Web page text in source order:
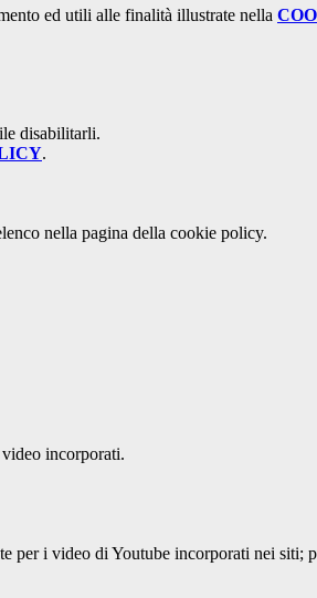
ed utili alle finalità illustrate nella
disabilitarli.
.
nella pagina della cookie policy.
incorporati.
per i video di Youtube incorporati nei